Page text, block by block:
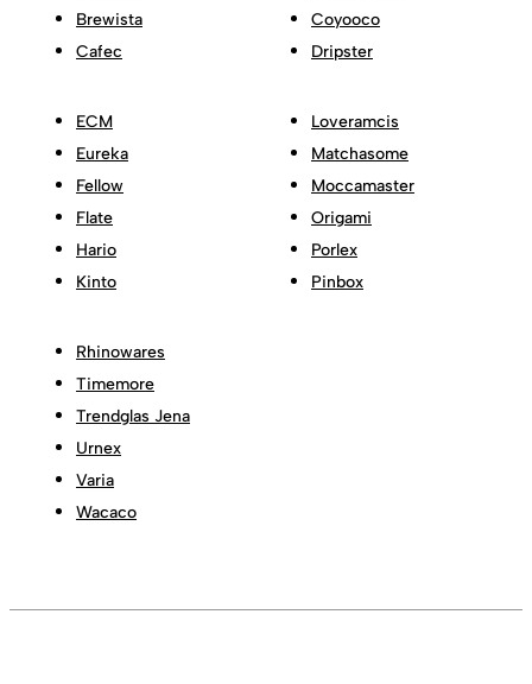
Brewista
Cafec
Coyooco
Dripster
ECM
Eureka
Fellow
Flate
Hario
Kinto
Loveramcis
Matchasome
Moccamaster
Origami
Porlex
Pinbox
Rhinowares
Timemore
Trendglas Jena
Urnex
Varia
Wacaco